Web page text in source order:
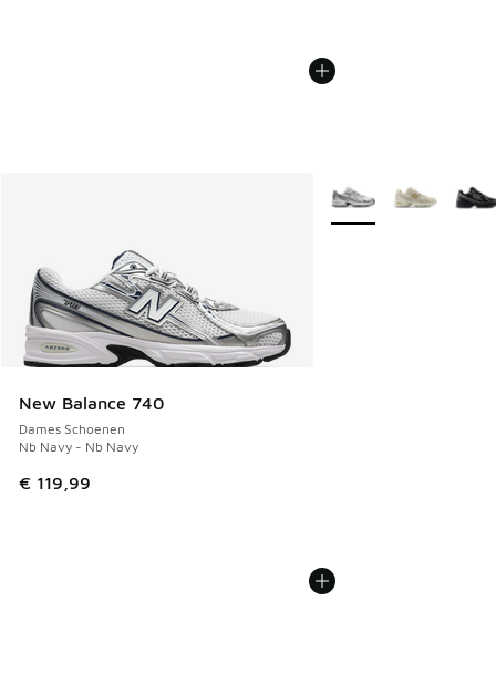
New Balance 740
Dames Schoenen
Nb Navy - Nb Navy
€ 119,99
Meer kleuren